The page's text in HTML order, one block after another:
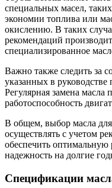
специальных масел,
экономии топлива или
окислению. В таких
рекомендаций
специализированное
Важно также следить за
указанных в
Регулярная замена масла
работоспособность
В общем, выбор масла
осуществлять с учетом
обеспечить оптимальную
надежность на долгие
Спецификации